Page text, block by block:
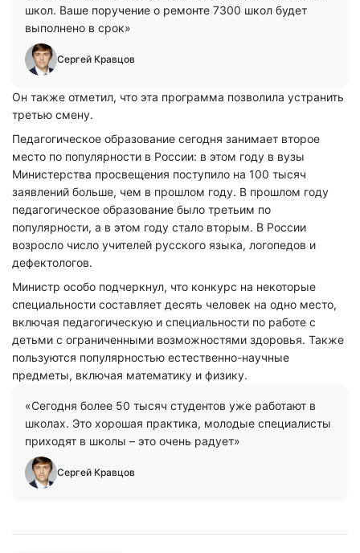
школ. Ваше поручение о ремонте 7300 школ будет
выполнено в срок»
Сергей Кравцов
Он также отметил, что эта программа позволила устранить
третью смену.
Педагогическое образование сегодня занимает второе
место по популярности в России: в этом году в вузы
Министерства просвещения поступило на 100 тысяч
заявлений больше, чем в прошлом году. В прошлом году
педагогическое образование было третьим по
популярности, а в этом году стало вторым. В России
возросло число учителей русского языка, логопедов и
дефектологов.
Министр особо подчеркнул, что конкурс на некоторые
специальности составляет десять человек на одно место,
включая педагогическую и специальности по работе с
детьми с ограниченными возможностями здоровья. Также
пользуются популярностью естественно-научные
предметы, включая математику и физику.
«Сегодня более 50 тысяч студентов уже работают в
школах. Это хорошая практика, молодые специалисты
приходят в школы – это очень радует»
Сергей Кравцов